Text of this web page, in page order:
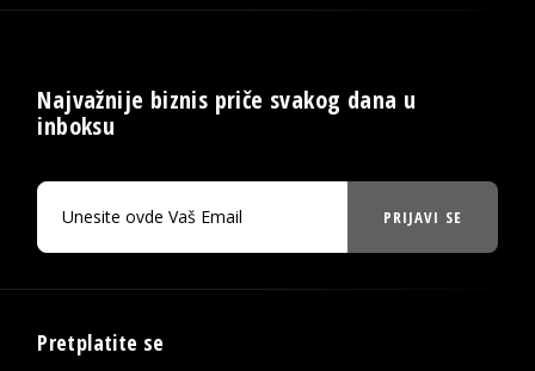
Najvažnije biznis priče svakog dana u
inboksu
PRIJAVI SE
Pretplatite se